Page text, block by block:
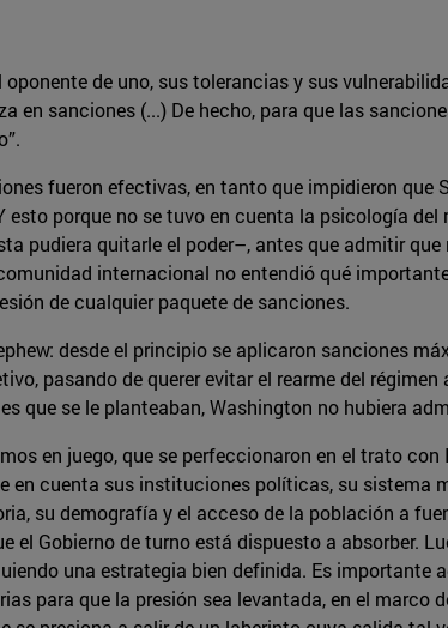
de uno, sus tolerancias y sus
en sanciones (...) De hecho, para que las
fueron efectivas, en tanto que impidieron que
porque no se tuvo en cuenta la psicología
pudiera quitarle el poder–, antes que admitir
internacional no entendió qué
de cualquier paquete de sanciones.
desde el principio se aplicaron sanciones
pasando de querer evitar el rearme del
que se le planteaban, Washington no hubiera
en juego, que se perfeccionaron en el trato
en cuenta sus instituciones políticas, su sistema
su demografía y el acceso de la población a
el Gobierno de turno está dispuesto a absorber.
una estrategia bien definida. Es importante
para que la presión sea levantada, en el marco